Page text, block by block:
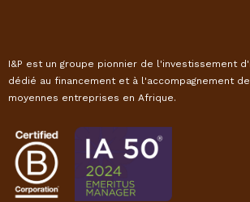
I&P est un groupe pionnier de l'investissement
dédié au financement et à l'accompagnement
moyennes entreprises en Afrique.